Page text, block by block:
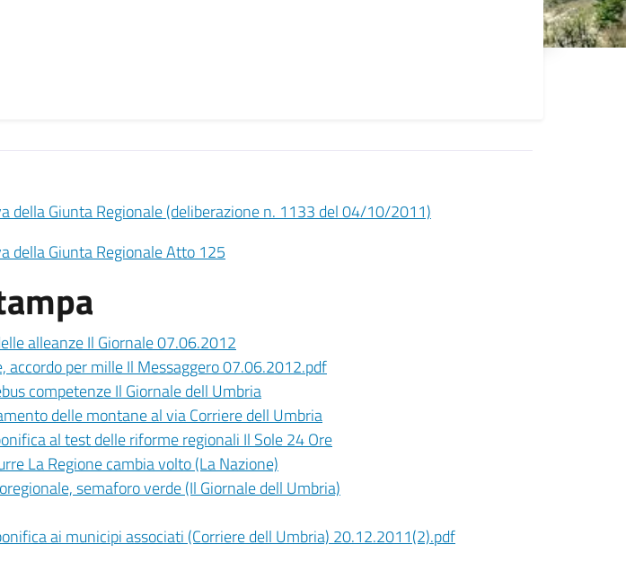
della Giunta Regionale (deliberazione n. 1133 del 04/10/2011)
della Giunta Regionale Atto 125
alleanze Il Giornale 07.06.2012
accordo per mille Il Messaggero 07.06.2012.pdf
competenze Il Giornale dell Umbria
delle montane al via Corriere dell Umbria
al test delle riforme regionali Il Sole 24 Ore
La Regione cambia volto (La Nazione)
semaforo verde (Il Giornale dell Umbria)
ai municipi associati (Corriere dell Umbria) 20.12.2011(2).pdf